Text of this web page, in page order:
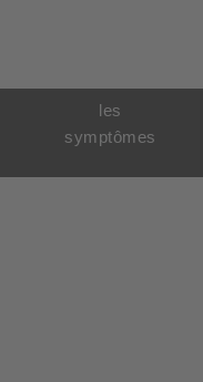
les
symptômes